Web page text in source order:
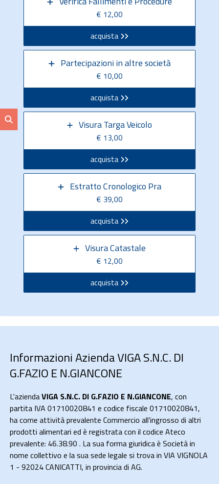
€ 12,00
acquista
Partecipazioni in altre società
€ 10,00
acquista
Visura Targa Veicolo
€ 13,00
acquista
Estratto Cronologico Pra
€ 39,00
acquista
Visura Catastale
€ 12,00
acquista
Informazioni Azienda VIGA S.N.C. DI
G.FAZIO E N.GIANCONE
L'aziendaVIGA S.N.C. DI G.FAZIO E N.GIANCONE, con
partita IVA 01710020841 e codice fiscale 01710020841,
ha come attività prevalente Commercio all'ingrosso di altri
prodotti alimentari ed è registrata con il codice Ateco
prevalente: 46.38.90 . La sua forma giuridica è Società in
nome collettivo e la sua sede legale si trova in VIA VIGNOLA
1 - 92024 CANICATTI, in provincia di AG.